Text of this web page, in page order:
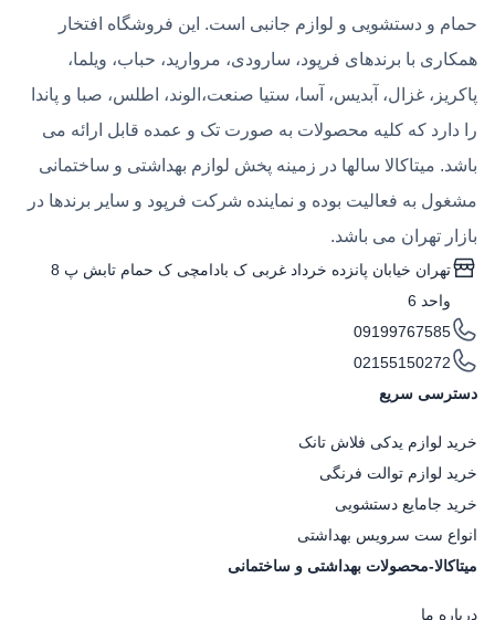
حمام و دستشویی و لوازم جانبی است. این فروشگاه افتخار
همکاری با برندهای فرپود، سارودی، مروارید، حباب، ویلما،
پاکریز، غزال، آبدیس، آسا، ستیا صنعت،الوند، اطلس، صبا و پاندا
را دارد که کلیه محصولات به صورت تک و عمده قابل ارائه می
باشد. میتاکالا سالها در زمینه پخش لوازم بهداشتی و ساختمانی
مشغول به فعالیت بوده و نماینده شرکت فرپود و سایر برندها در
بازار تهران می باشد.
تهران خیابان پانزده خرداد غربی ک بادامچی ک حمام تابش پ 8
واحد 6
09199767585
02155150272
دسترسی سریع
خرید لوازم یدکی فلاش تانک
خرید لوازم توالت فرنگی
خرید جامایع دستشویی
انواع ست سرویس بهداشتی
میتاکالا-محصولات بهداشتی و ساختمانی
درباره ما